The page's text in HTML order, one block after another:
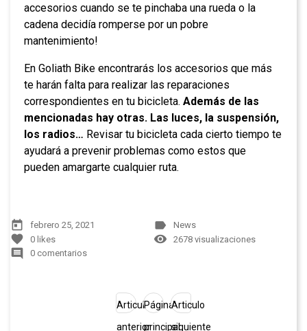
accesorios cuando se te pinchaba una rueda o la
cadena decidía romperse por un pobre
mantenimiento!
En Goliath Bike encontrarás los accesorios que más
te harán falta para realizar las reparaciones
correspondientes en tu bicicleta. Además de las
mencionadas hay otras. Las luces, la suspensión,
los radios… Revisar tu bicicleta cada cierto tiempo te
ayudará a prevenir problemas como estos que
pueden amargarte cualquier ruta.
today febrero 25, 2021 label News
favorite 0 likes remove_red_eye 2678 visualizaciones
comment 0 comentarios
Articulo
anterior
Página
principal
Articulo
siguiente